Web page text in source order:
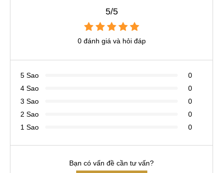
5/5
0 đánh giá và hỏi đáp
5 Sao
0
4 Sao
0
3 Sao
0
2 Sao
0
1 Sao
0
Bạn có vấn đề cần tư vấn?